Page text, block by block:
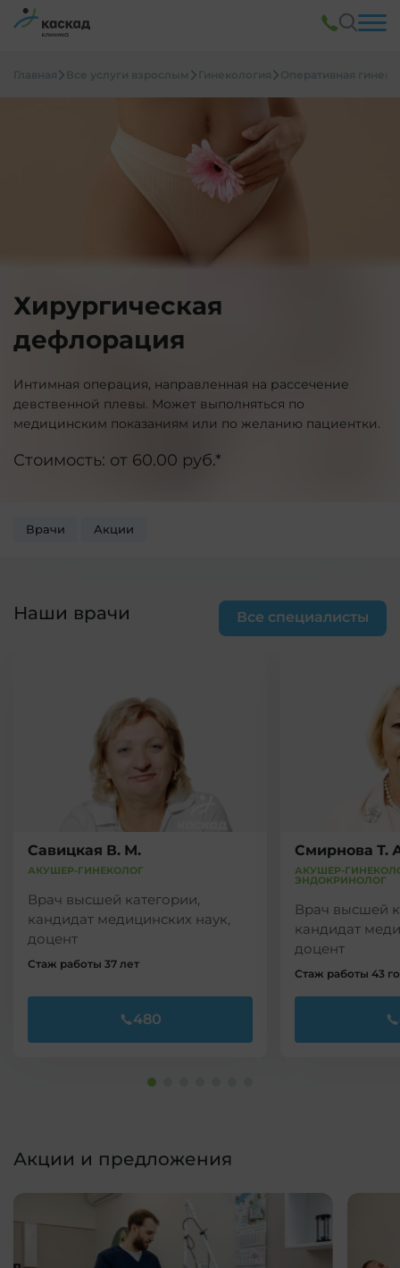
Главная Все услуги взрослым Гинекология Оперативная
Хирургическая
дефлорация
Интимная операция, направленная на рассечение
девственной плевы. Может выполняться по
медицинским показаниям или по желанию пациентки.
Стоимость: от 60.00 руб.*
Врачи Акции
Наши врачи Все специалисты
Савицкая В. М.
АКУШЕР-ГИНЕКОЛОГ
Врач высшей категории,
кандидат медицинских наук,
доцент
Стаж работы 37 лет
480
Смирнова Т.
АКУШЕР-
ЭНДОКРИНОЛОГ
Врач высшей
кандидат
доцент
Стаж работы 43
Акции и предложения